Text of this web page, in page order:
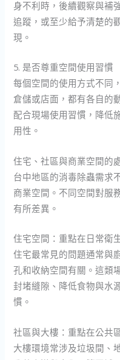
身不利時，後續觀察與補
追蹤，或至少給予清楚的
現。
5. 是否尊重空間使用習慣
每個空間的使用方式不同
倉儲或店面，都有各自的
配合現場使用習慣，降低
用性。
住宅、社區與商業空間的
台中地區的消毒除蟲需求
商業空間。不同空間對服
有所差異。
住宅空間：重點在日常衛
住宅最常見的問題通常與
孔和收納空間有關。這類
封堵縫隙、降低食物與水
慣。
社區與大樓：重點在公共
大樓環境常涉及垃圾間、